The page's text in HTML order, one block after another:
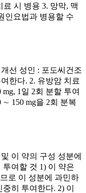
시 병용 3. 망막, 맥
인요법과 병용할 수
선 성인 : 포도씨건조
한다. 2. 유방암 치료
1일 2회 분할 투여
∼ 150 mg을 2회 분복
이 약의 구성 성분에
여할 것 1) 이 약은
로 이 성분에 과민하
히 투여한다. 2) 이